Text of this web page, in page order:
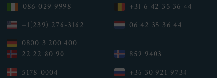
086 029 9998
+1(239) 276-3162
0800 3 200 400
+31 6 42 35 36 44
06 42 35 36 44
22 22 80 90
5178 0004
859 9403
+36 30 921 9734